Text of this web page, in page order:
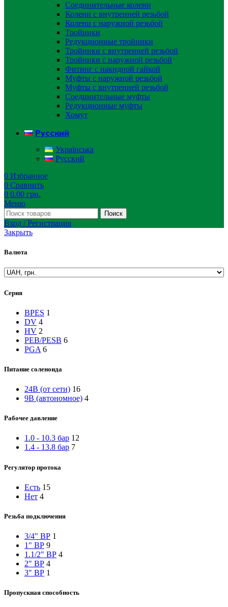
Соединительные колени
Колени с внутренней резьбой
Колени с наружной резьбой
Тройники
Редукционные тройники
Тройники с внутренней резьбой
Тройники с наружной резьбой
Фитинг с накидной гайкой
Муфты с наружной резьбой
Муфты с внутренней резьбой
Соединительные муфты
Редукционные муфты
Хомут
Русский
Українська
Русский
0 Избранное
0 Сравнить
0 0.00 грн.
Меню
Поиск
Вход / Регистрация
Закрыть
Валюта
Серия
BPES 1
DV 4
HV 2
PEB/PESB 6
PGA 6
Питание соленоида
24В (от сети) 16
9В (автономное) 4
Рабочее давление
1.0 - 10.3 бар 12
1.4 - 13.8 бар 7
Регулятор протока
Есть 15
Нет 4
Резьба подключения
3/4" ВР 1
1" ВР 9
1.1/2" ВР 4
2" ВР 4
3″ ВР 1
Пропускная способность